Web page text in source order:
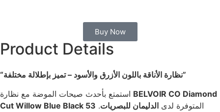
Buy Now
Product Details
“نظارة الأناقة باللون الأزرق والأسود – تميز بإطلالة مختلفة”
BELVOIR CO Diamond
Cut Willow Blue Black 53
المتوفرة لدى الدليمان للبصريات.